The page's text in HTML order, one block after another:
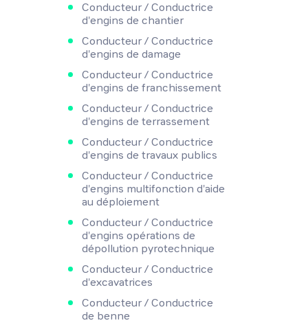
Conducteur / Conductrice
d'engins de chantier
Conducteur / Conductrice
d'engins de damage
Conducteur / Conductrice
d'engins de franchissement
Conducteur / Conductrice
d'engins de terrassement
Conducteur / Conductrice
d'engins de travaux publics
Conducteur / Conductrice
d'engins multifonction d'aide
au déploiement
Conducteur / Conductrice
d'engins opérations de
dépollution pyrotechnique
Conducteur / Conductrice
d'excavatrices
Conducteur / Conductrice
de benne